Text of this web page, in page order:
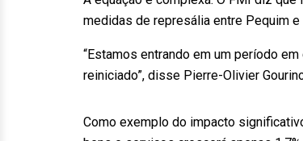
medidas de represália entre Pequim e
“Estamos entrando em um período
reiniciado”, disse Pierre-Olivier
Como exemplo do impacto